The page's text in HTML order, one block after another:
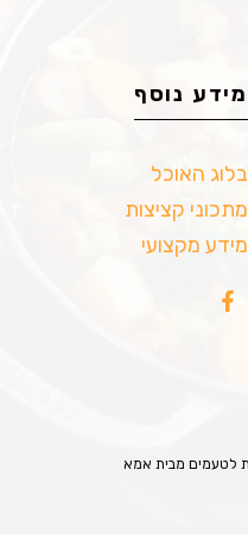
מידע נוסף
בלוג האוכל
מתכוני קציצות
מידע מקצועי